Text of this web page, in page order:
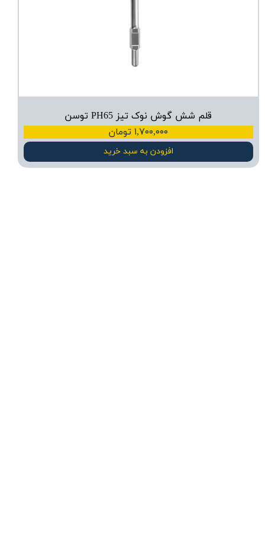
قلم شش گوش نوک تیز PH65 توسن
۱,۷۰۰,۰۰۰ تومان
افزودن به سبد خرید